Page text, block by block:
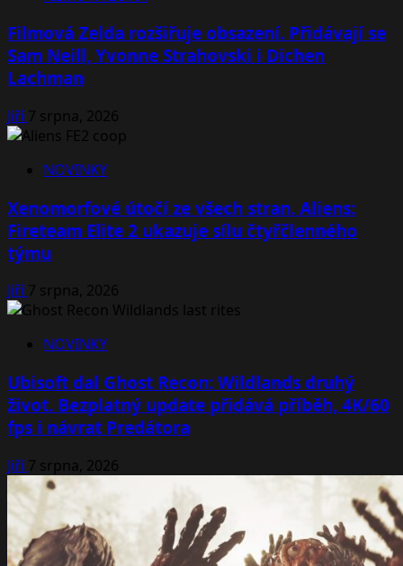
Filmová Zelda rozšiřuje obsazení. Přidávají se
Sam Neill, Yvonne Strahovski i Dichen
Lachman
Jiří7 srpna, 2026
NOVINKY
Xenomorfové útočí ze všech stran. Aliens:
Fireteam Elite 2 ukazuje sílu čtyřčlenného
týmu
Jiří7 srpna, 2026
NOVINKY
Ubisoft dal Ghost Recon: Wildlands druhý
život. Bezplatný update přidává příběh, 4K/60
fps i návrat Predátora
Jiří7 srpna, 2026